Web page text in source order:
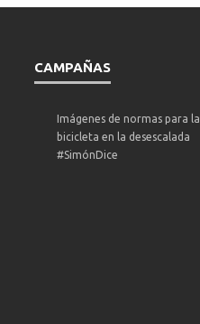
CAMPAÑAS
Imágenes de normas para la
bicicleta en la desescalada
#SimónDice